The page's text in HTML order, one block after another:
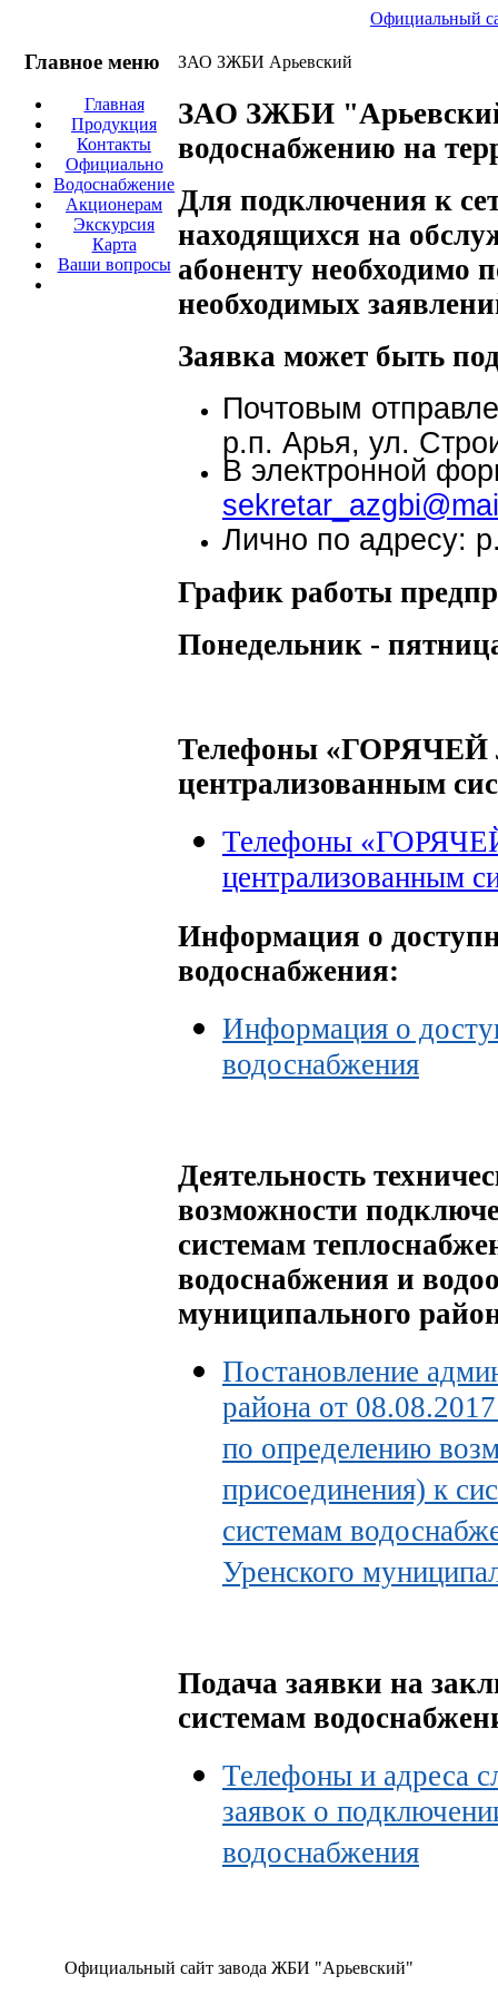
Официальный
Главное меню
Главная
Продукция
Контакты
Официально
Водоснабжение
Акционерам
Экскурсия
Карта
Ваши вопросы
ЗАО ЗЖБИ Арьевский
ЗАО ЗЖБИ
водоснабжению на
Для подключения к
находящихся на
абоненту необходимо
необходимых
Заявка может быть
Почтовым
р.п. Арья, ул.
В электронной
Лично по адресу:
График работы
Понедельник -
Телефоны «ГОРЯЧЕЙ
централизованным
Телефоны
централизованным
Информация о
водоснабжения:
Информация о
водоснабжения
Деятельность
возможности
системам
водоснабжения и
муниципального
Постановление
района от
по определению
присоединения) к
системам
Уренского
Подача заявки на
системам
Телефоны и адреса
заявок о
водоснабжения
Официальный сайт завода ЖБИ "Арьевский"